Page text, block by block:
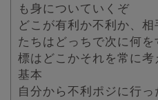
も身についていくぞ
どこが有利か不利か、
たちはどっちで次に何
標はどこかそれを常に
基本
自分から不利ポジに行